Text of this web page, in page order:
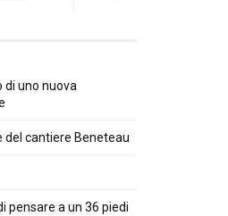
di uno nuova
del cantiere Beneteau
pensare a un 36 piedi